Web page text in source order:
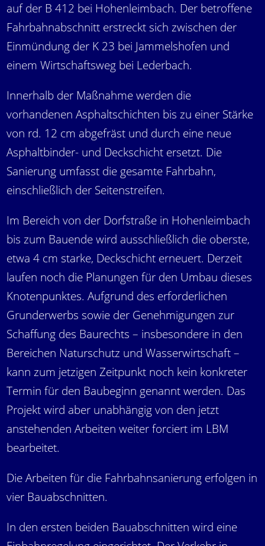
auf der B 412 bei Hohenleimbach. Der betroffene
Fahrbahnabschnitt erstreckt sich zwischen der
Einmündung der K 23 bei Jammelshofen und
einem Wirtschaftsweg bei Lederbach.
Innerhalb der Maßnahme werden die
vorhandenen Asphaltschichten bis zu einer Stärke
von rd. 12 cm abgefräst und durch eine neue
Asphaltbinder- und Deckschicht ersetzt. Die
Sanierung umfasst die gesamte Fahrbahn,
einschließlich der Seitenstreifen.
Im Bereich von der Dorfstraße in Hohenleimbach
bis zum Bauende wird ausschließlich die oberste,
etwa 4 cm starke, Deckschicht erneuert. Derzeit
laufen noch die Planungen für den Umbau dieses
Knotenpunktes. Aufgrund des erforderlichen
Grunderwerbs sowie der Genehmigungen zur
Schaffung des Baurechts – insbesondere in den
Bereichen Naturschutz und Wasserwirtschaft –
kann zum jetzigen Zeitpunkt noch kein konkreter
Termin für den Baubeginn genannt werden. Das
Projekt wird aber unabhängig von den jetzt
anstehenden Arbeiten weiter forciert im LBM
bearbeitet.
Die Arbeiten für die Fahrbahnsanierung erfolgen in
vier Bauabschnitten.
In den ersten beiden Bauabschnitten wird eine